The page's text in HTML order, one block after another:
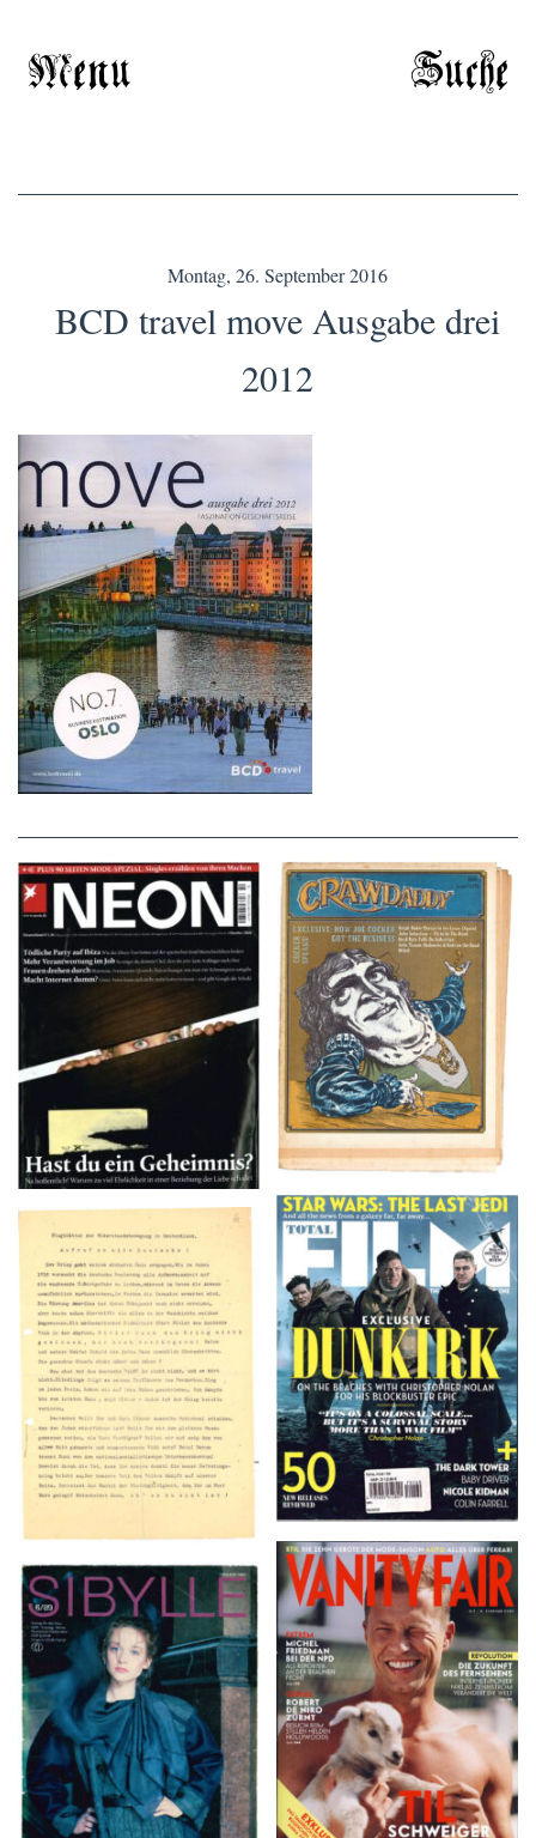
Menu Suche
Montag, 26. September 2016
BCD travel move Ausgabe drei
2012
NEON – OKTOBER
2008
Crawdaddy – June/11/72
TOTAL FILM #260 –
SUMMER 2017
Flugblätter der Weissen
Rose – V, Januar 1943
VANITY FAIR – Nr. 7 –
8. Februar 2007
SIBYLLE 6/89